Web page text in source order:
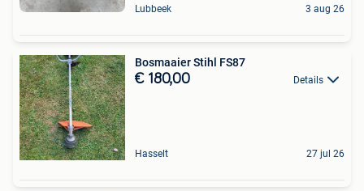
Lubbeek 3 aug 26
Bosmaaier Stihl FS87
€ 180,00 Details
Hasselt 27 jul 26